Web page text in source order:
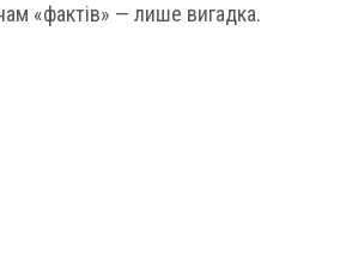
«фактів» — лише вигадка.